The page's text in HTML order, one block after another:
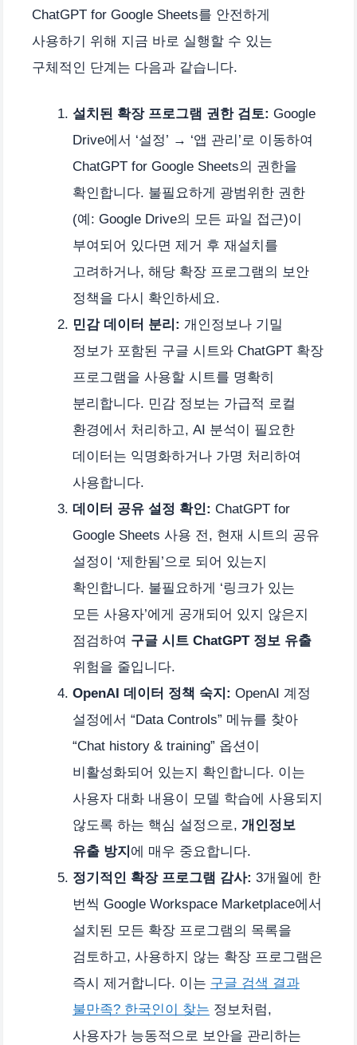
ChatGPT for Google Sheets를 안전하게
사용하기 위해 지금 바로 실행할 수 있는
구체적인 단계는 다음과 같습니다.
설치된 확장 프로그램 권한 검토: Google
Drive에서 ‘설정’ → ‘앱 관리’로 이동하여
ChatGPT for Google Sheets의 권한을
확인합니다. 불필요하게 광범위한 권한
(예: Google Drive의 모든 파일 접근)이
부여되어 있다면 제거 후 재설치를
고려하거나, 해당 확장 프로그램의 보안
정책을 다시 확인하세요.
민감 데이터 분리: 개인정보나 기밀
정보가 포함된 구글 시트와 ChatGPT 확장
프로그램을 사용할 시트를 명확히
분리합니다. 민감 정보는 가급적 로컬
환경에서 처리하고, AI 분석이 필요한
데이터는 익명화하거나 가명 처리하여
사용합니다.
데이터 공유 설정 확인: ChatGPT for
Google Sheets 사용 전, 현재 시트의 공유
설정이 ‘제한됨’으로 되어 있는지
확인합니다. 불필요하게 ‘링크가 있는
모든 사용자’에게 공개되어 있지 않은지
점검하여 구글 시트 ChatGPT 정보 유출
위험을 줄입니다.
OpenAI 데이터 정책 숙지: OpenAI 계정
설정에서 “Data Controls” 메뉴를 찾아
“Chat history & training” 옵션이
비활성화되어 있는지 확인합니다. 이는
사용자 대화 내용이 모델 학습에 사용되지
않도록 하는 핵심 설정으로, 개인정보
유출 방지 에 매우 중요합니다.
정기적인 확장 프로그램 감사: 3개월에 한
번씩 Google Workspace Marketplace에서
설치된 모든 확장 프로그램의 목록을
검토하고, 사용하지 않는 확장 프로그램은
즉시 제거합니다. 이는 구글 검색 결과
불만족? 한국인이 찾는 정보처럼,
사용자가 능동적으로 보안을 관리하는